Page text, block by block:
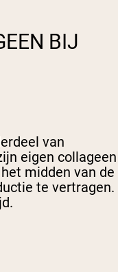
BIJ
van
eigen collageen
midden van de
te vertragen.